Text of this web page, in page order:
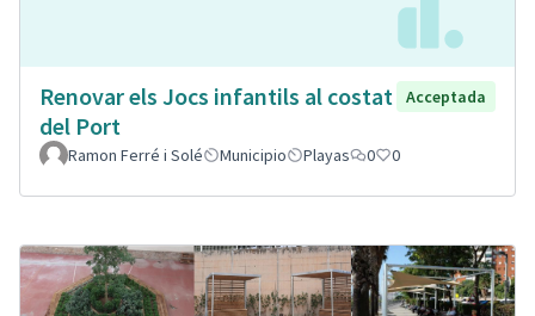
Renovar els Jocs infantils al costat
del Port
Acceptada
Ramon Ferré i Solé Municipio Playas 0 0